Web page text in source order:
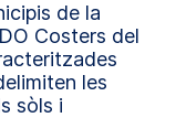
de la
Costers del
les
sòls i